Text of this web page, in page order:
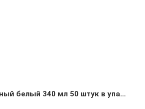
Стакан бумажный белый 340 мл 50 штук в упаковке